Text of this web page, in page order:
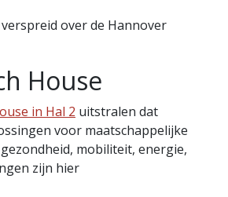
over de Hannover
House
in Hal 2 uitstralen dat
voor maatschappelijke
mobiliteit, energie,
zijn hier